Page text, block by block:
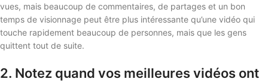
vues, mais beaucoup de commentaires, de partages et un bon
temps de visionnage peut être plus intéressante qu’une vidéo qui
touche rapidement beaucoup de personnes, mais que les gens
quittent tout de suite.
2. Notez quand vos meilleures vidéos ont